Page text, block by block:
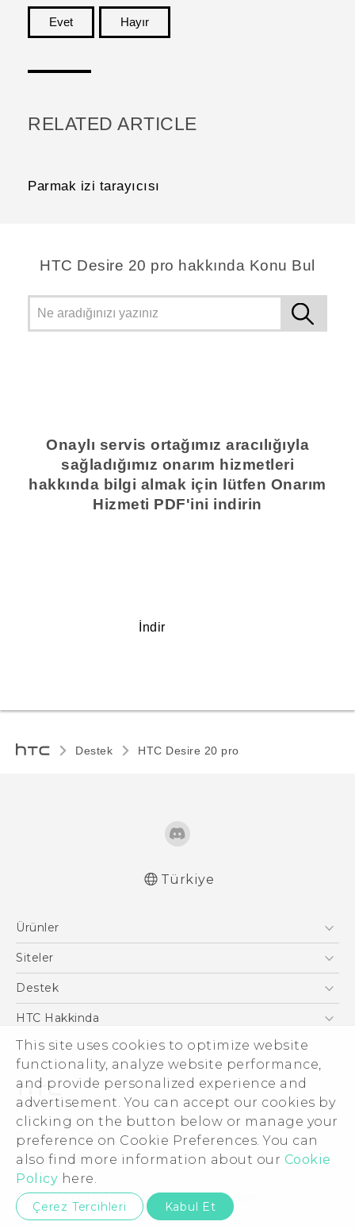
This site uses cookies to optimize website
functionality, analyze website performance,
and provide personalized experience and
advertisement. You can accept our cookies by
clicking on the button below or manage your
preference on Cookie Preferences. You can
also find more information about our Cookie
Policy here.
Çerez Tercihleri Kabul Et
Evet
Hayır
RELATED ARTICLE
Parmak izi tarayıcısı
‎HTC Desire 20 pro hakkında Konu Bul
Onaylı servis ortağımız aracılığıyla
sağladığımız onarım hizmetleri
hakkında bilgi almak için lütfen Onarım
Hizmeti PDF'ini indirin
İndir
Destek ‎HTC Desire 20 pro‎
Türkiye
Ürünler
Akıllı Telefonlar
VIVE
Siteler
HTC Dev
Destek
Destek Merkezi
HTC Hakkinda
ESG
Yatırımcı (İNGİLİZCE)
Gizlilik Politikası
Ürün Güvenliği
Cookie Preferences
İnsan kaynakları
Security and Privacy Whitepaper
© 2011-2026 HTC Corporation
Hukuk Terimleri
Privacy Contact:Global-Privacy@htc.com